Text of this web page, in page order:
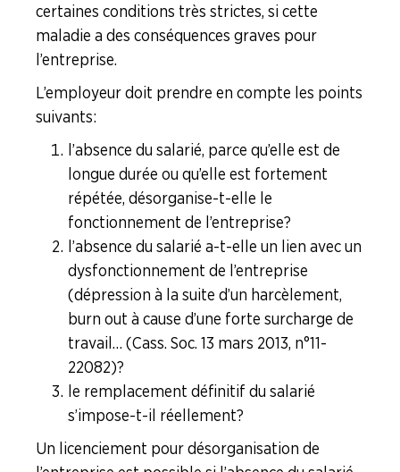
Formation Syndicale
NOUS
AGENDA
Pourquoi
certaines conditions très strictes, si cette
maladie a des conséquences graves pour
l’entreprise.
L’employeur doit prendre en compte les points
suivants :
l’absence du salarié, parce qu’elle est de
longue durée ou qu’elle est fortement
répétée, désorganise-t-elle le
fonctionnement de l’entreprise ?
l’absence du salarié a-t-elle un lien avec un
dysfonctionnement de l’entreprise
(dépression à la suite d’un harcèlement,
burn out à cause d’une forte surcharge de
travail… (Cass. Soc. 13 mars 2013, n°11-
22082) ?
le remplacement définitif du salarié
s’impose-t-il réellement ?
Un licenciement pour désorganisation de